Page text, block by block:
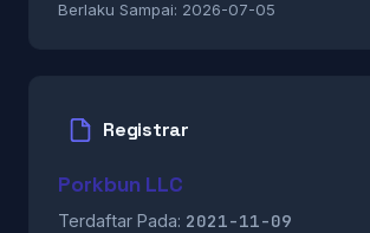
Berlaku Sampai: 2026-07-05
Registrar
Porkbun LLC
Terdaftar Pada: 2021-11-09